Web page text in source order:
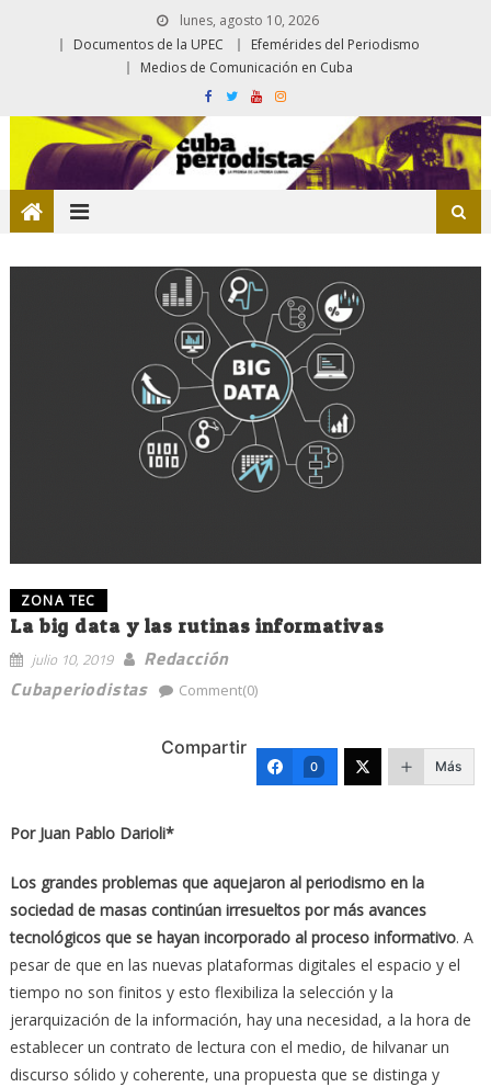
lunes, agosto 10, 2026
Documentos de la UPEC
Efemérides del Periodismo
Medios de Comunicación en Cuba
ZONA TEC
La big data y las rutinas informativas
julio 10, 2019
Redacción
Cubaperiodistas
Comment(0)
Compartir
0 Más
Por Juan Pablo Darioli*
Los grandes problemas que aquejaron al periodismo en la
sociedad de masas continúan irresueltos por más avances
tecnológicos que se hayan incorporado al proceso informativo. A
pesar de que en las nuevas plataformas digitales el espacio y el
tiempo no son finitos y esto flexibiliza la selección y la
jerarquización de la información, hay una necesidad, a la hora de
establecer un contrato de lectura con el medio, de hilvanar un
discurso sólido y coherente, una propuesta que se distinga y